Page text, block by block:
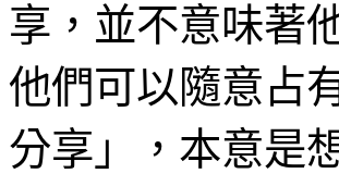
享，並不意味著
他們可以隨意占
分享」，本意是